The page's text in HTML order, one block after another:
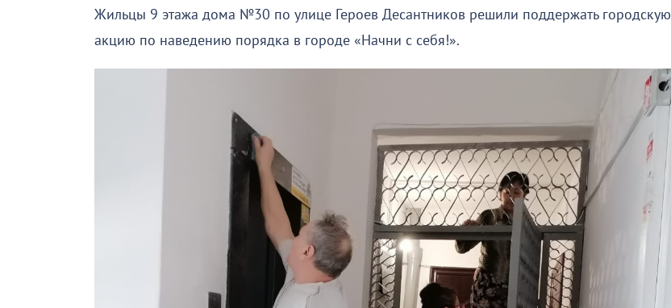
Жильцы 9 этажа дома №30 по улице Героев Десантников решили поддержать городскую
акцию по наведению порядка в городе «Начни с себя!».